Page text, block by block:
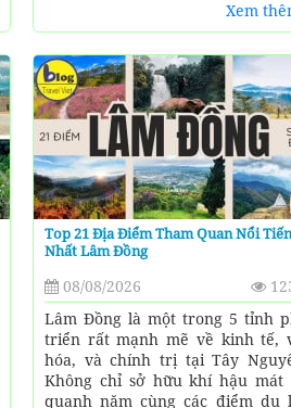
Xem
Top 21 Địa Điểm Tham Quan Nổi
Nhất Lâm Đồng
08/08/2026
Lâm Đồng là một trong 5 tỉnh
triển rất mạnh mẽ về kinh tế,
hóa, và chính trị tại Tây
Không chỉ sở hữu khí hậu mát
quanh năm cùng các điểm du